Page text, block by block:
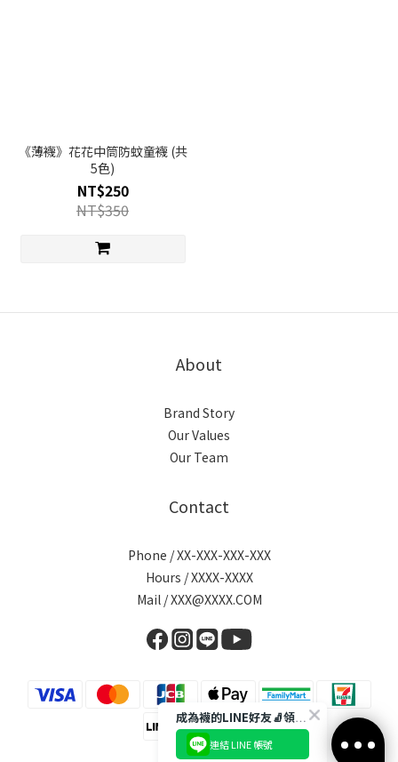
《薄襪》花花中筒防蚊童襪 (共
5色)
NT$250
NT$350
About
Brand Story
Our Values
Our Team
Contact
Phone / XX-XXX-XXX-XXX
Hours / XXXX-XXXX
Mail / XXX@XXXX.COM
成為襪的LINE好友🧦領取$50折扣碼
連結 LINE 帳號